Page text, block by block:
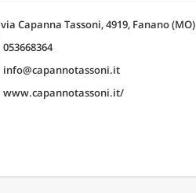
via Capanna Tassoni, 4919, Fanano (MO)
053668364
info@capannotassoni.it
www.capannotassoni.it/